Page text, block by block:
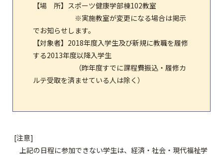
【場 所】スポーツ健康学部棟102教室
※実施教室が変更になる場合は掲示
でお知らせします。
【対象者】2018年度入学生及び新規に教職を履修
する2013年度以降入学生
（昨年度すでに課程費振込・履修カ
ルテ受取を済ませている人は除く）
[注意]
上記の日程に参加できない学生は、経済・社会・現代福祉学